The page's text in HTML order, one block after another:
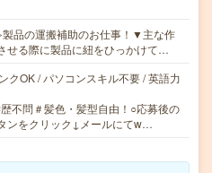
品の運搬補助のお仕事！▼主な作
せる際に製品に紐をひっかけて…
クOK / パソコンスキル不要 / 英語力
不問＃髪色・髪型自由！○応募後の
ンをクリック↓メールにてw…